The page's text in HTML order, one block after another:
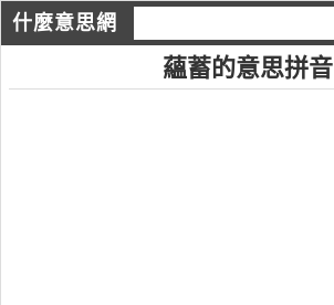
什麼意思網
蘊蓄的意思拼音